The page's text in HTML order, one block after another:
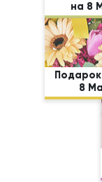
на 8
8